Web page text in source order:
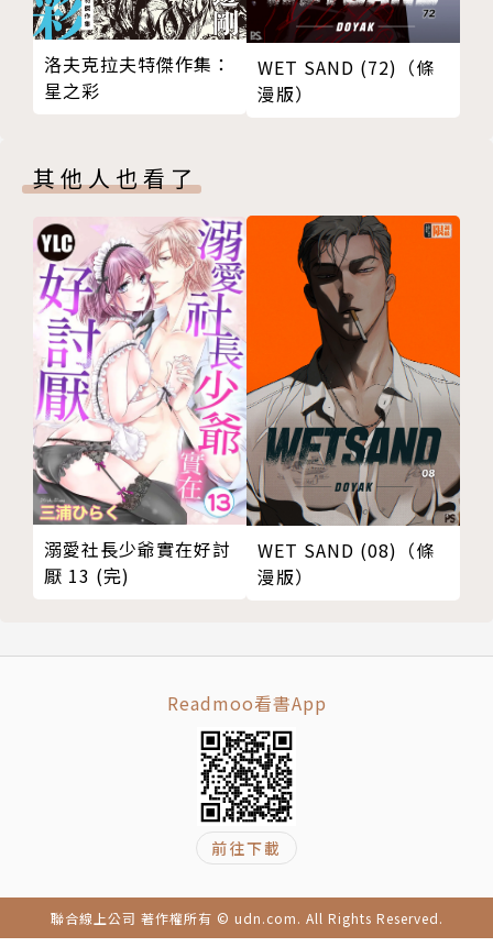
洛夫克拉夫特傑作集：
星之彩
WET SAND (72)（條
漫版）
其他人也看了
溺愛社長少爺實在好討
厭 13 (完)
WET SAND (08)（條
漫版）
Readmoo看書App
前往下載
聯合線上公司 著作權所有 © udn.com. All Rights Reserved.